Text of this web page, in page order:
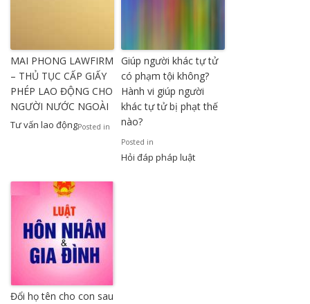
MAI PHONG LAWFIRM
– THỦ TỤC CẤP GIẤY
PHÉP LAO ĐỘNG CHO
NGƯỜI NƯỚC NGOÀI
Posted in
Tư vấn lao động
Giúp người khác tự tử
có phạm tội không?
Hành vi giúp người
khác tự tử bị phạt thế
nào?
Posted in
Hỏi đáp pháp luật
Đổi họ tên cho con sau